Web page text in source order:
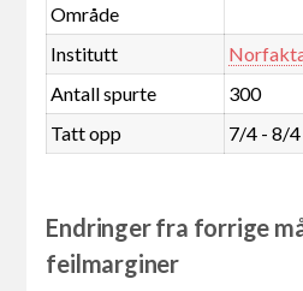
Område
Institutt
Antall spurte
300
Tatt opp
7/4 - 8/4
Endringer fra forrige
feilmarginer